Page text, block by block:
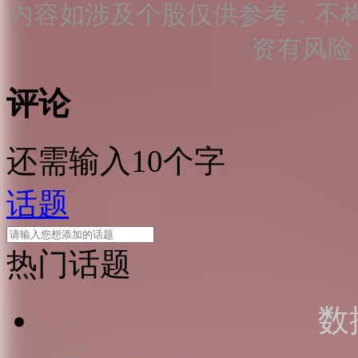
内容如涉及个股仅供参考，不
资有风
评论
还需输入10个字
话题
热门话题
数